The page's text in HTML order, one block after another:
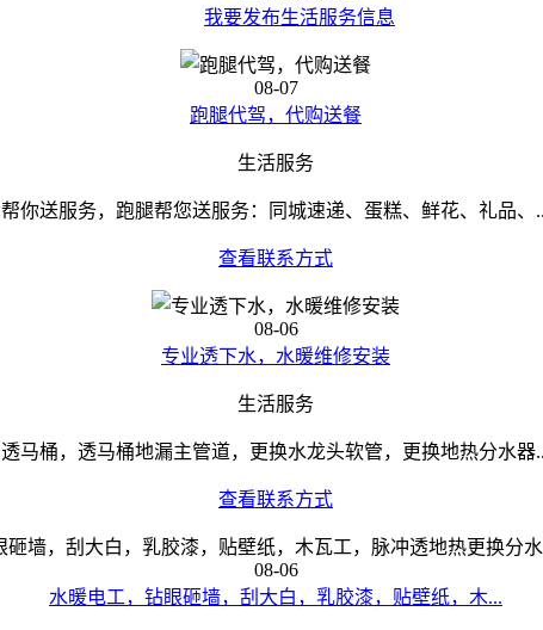
我要发布生活服务信息
08-07
跑腿代驾，代购送餐
生活服务
帮你送服务，跑腿帮您送服务：同城速递、蛋糕、鲜花、礼品、
查看联系方式
08-06
专业透下水，水暖维修安装
生活服务
透马桶，透马桶地漏主管道，更换水龙头软管，更换地热分水器
查看联系方式
08-06
水暖电工，钻眼砸墙，刮大白，乳胶漆，贴壁纸，木...